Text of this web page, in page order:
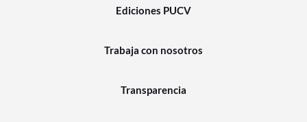
Ediciones PUCV
Trabaja con nosotros
Transparencia